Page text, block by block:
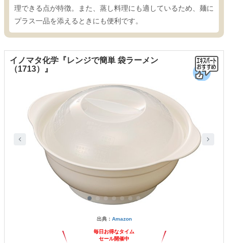
理できる点が特徴。また、蒸し料理にも適しているため、麺に
プラス一品を添えるときにも便利です。
イノマタ化学『レンジで簡単 袋ラーメン
（1713）』
出典： Amazon
毎日お得なタイム
セール開催中